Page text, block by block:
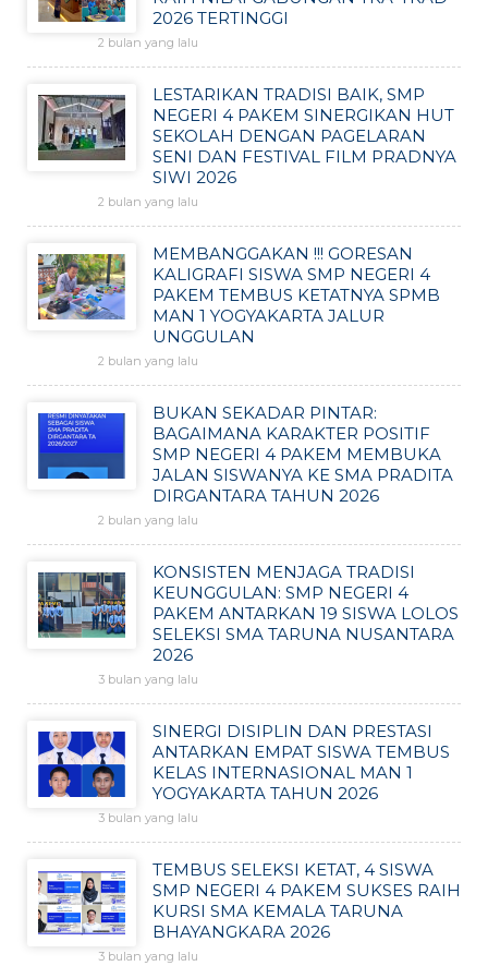
2026 TERTINGGI
2 bulan yang lalu
LESTARIKAN TRADISI BAIK, SMP
NEGERI 4 PAKEM SINERGIKAN HUT
SEKOLAH DENGAN PAGELARAN
SENI DAN FESTIVAL FILM PRADNYA
SIWI 2026
2 bulan yang lalu
MEMBANGGAKAN !!! GORESAN
KALIGRAFI SISWA SMP NEGERI 4
PAKEM TEMBUS KETATNYA SPMB
MAN 1 YOGYAKARTA JALUR
UNGGULAN
2 bulan yang lalu
BUKAN SEKADAR PINTAR:
BAGAIMANA KARAKTER POSITIF
SMP NEGERI 4 PAKEM MEMBUKA
JALAN SISWANYA KE SMA PRADITA
DIRGANTARA TAHUN 2026
2 bulan yang lalu
KONSISTEN MENJAGA TRADISI
KEUNGGULAN: SMP NEGERI 4
PAKEM ANTARKAN 19 SISWA LOLOS
SELEKSI SMA TARUNA NUSANTARA
2026
3 bulan yang lalu
SINERGI DISIPLIN DAN PRESTASI
ANTARKAN EMPAT SISWA TEMBUS
KELAS INTERNASIONAL MAN 1
YOGYAKARTA TAHUN 2026
3 bulan yang lalu
TEMBUS SELEKSI KETAT, 4 SISWA
SMP NEGERI 4 PAKEM SUKSES RAIH
KURSI SMA KEMALA TARUNA
BHAYANGKARA 2026
3 bulan yang lalu